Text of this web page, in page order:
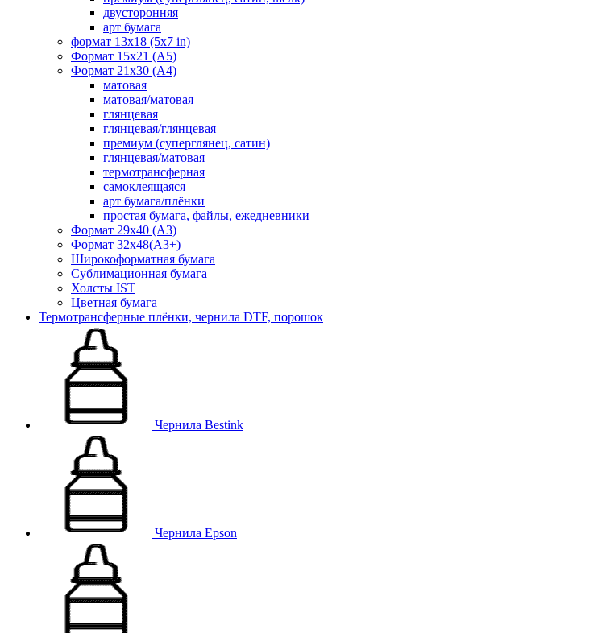
двусторонняя
арт бумага
формат 13x18 (5x7 in)
Формат 15х21 (A5)
Формат 21х30 (А4)
матовая
матовая/матовая
глянцевая
глянцевая/глянцевая
премиум (суперглянец, сатин)
глянцевая/матовая
термотрансферная
самоклеящаяся
арт бумага/плёнки
простая бумага, файлы, ежедневники
Формат 29х40 (А3)
Формат 32х48(А3+)
Широкоформатная бумага
Сублимационная бумага
Холсты IST
Цветная бумага
Термотрансферные плёнки, чернила DTF, порошок
Чернила Bestink
Чернила Epson